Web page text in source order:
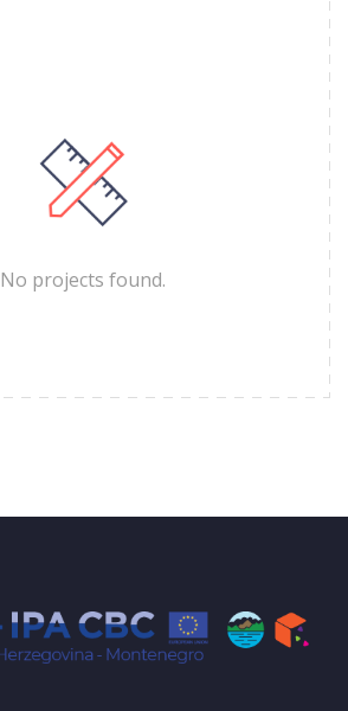
No projects found.